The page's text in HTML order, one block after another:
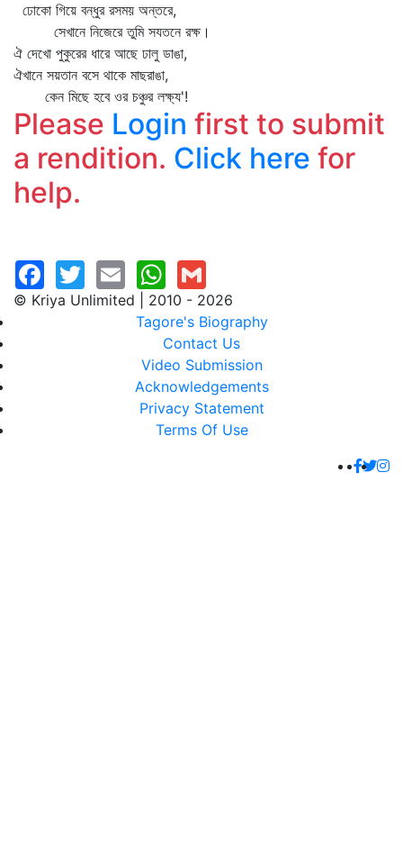
ঢোকো গিয়ে বন্ধুর রসময় অন্তরে,
সেখানে নিজেরে তুমি সযতনে রক্ষ।
ঐ দেখো পুকুরের ধারে আছে ঢালু ডাঙা,
ঐখানে সয়তান বসে থাকে মাছরাঙা,
কেন মিছে হবে ওর চঞ্চুর লক্ষ্য'!
Please Login first to submit
a rendition. Click here for
help.
© Kriya Unlimited | 2010 - 2026
Tagore's Biography
Contact Us
Video Submission
Acknowledgements
Privacy Statement
Terms Of Use